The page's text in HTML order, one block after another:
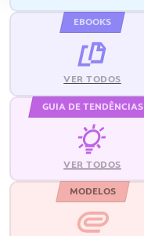
EBOOKS
VER TODOS
GUIA DE TENDÊNCIAS
VER TODOS
MODELOS